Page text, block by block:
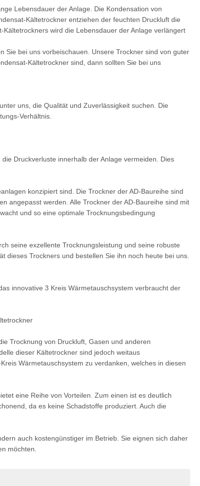
Lebensdauer der Anlage. Die Kondensation von
Kältetrockner entziehen der feuchten Druckluft die
wird die Lebensdauer der Anlage verlängert
Sie bei uns vorbeischauen. Unsere Trockner sind von guter
Kältetrockner sind, dann sollten Sie bei uns
uns, die Qualität und Zuverlässigkeit suchen. Die
Verhältnis.
Druckverluste innerhalb der Anlage vermeiden. Dies
konzipiert sind. Die Trockner der AD-Baureihe sind
angepasst werden. Alle Trockner der AD-Baureihe sind mit
und so eine optimale Trocknungsbedingung
seine exzellente Trocknungsleistung und seine robuste
dieses Trockners und bestellen Sie ihn noch heute bei uns.
innovative 3 Kreis Wärmetauschsystem verbraucht der
Trocknung von Druckluft, Gasen und anderen
dieser Kältetrockner sind jedoch weitaus
Wärmetauschsystem zu verdanken, welches in diesen
eine Reihe von Vorteilen. Zum einen ist es deutlich
da es keine Schadstoffe produziert. Auch die
auch kostengünstiger im Betrieb. Sie eignen sich daher
möchten.